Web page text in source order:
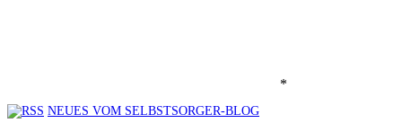
*
NEUES VOM SELBSTSORGER-BLOG